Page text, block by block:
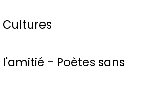
Cultures
l'amitié - Poètes sans